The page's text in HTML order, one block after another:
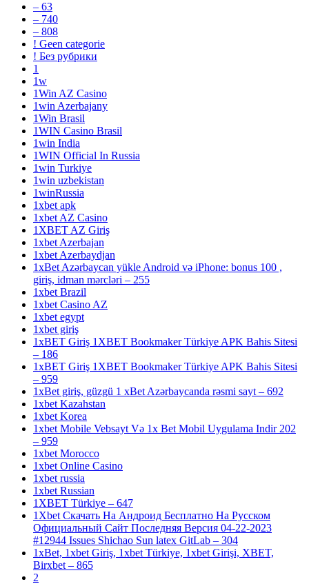
– 63
– 740
– 808
! Geen categorie
! Без рубрики
1
1w
1Win AZ Casino
1win Azerbajany
1Win Brasil
1WIN Casino Brasil
1win India
1WIN Official In Russia
1win Turkiye
1win uzbekistan
1winRussia
1xbet apk
1xbet AZ Casino
1XBET AZ Giriş
1xbet Azerbajan
1xbet Azerbaydjan
1xBet Azərbaycan yükle Android və iPhone: bonus 100 ,
giriş, idman mərcləri – 255
1xbet Brazil
1xbet Casino AZ
1xbet egypt
1xbet giriş
1xBET Giriş 1XBET Bookmaker Türkiye APK Bahis Sitesi
– 186
1xBET Giriş 1XBET Bookmaker Türkiye APK Bahis Sitesi
– 959
1xBet giriş, güzgü 1 xBet Azərbaycanda rəsmi sayt – 692
1xbet Kazahstan
1xbet Korea
1xbet Mobile Vebsayt Və 1x Bet Mobil Uygulama Indir 202
– 959
1xbet Morocco
1xbet Online Casino
1xbet russia
1xbet Russian
1XBET Türkiye – 647
1Xbet Скачать На Андроид Бесплатно На Русском
Официальный Сайт Последняя Версия 04-22-2023
#12944 Issues Shichao Sun latex GitLab – 304
1xBet, 1xbet Giriş, 1xbet Türkiye, 1xbet Girişi, XBET,
Birxbet – 865
2